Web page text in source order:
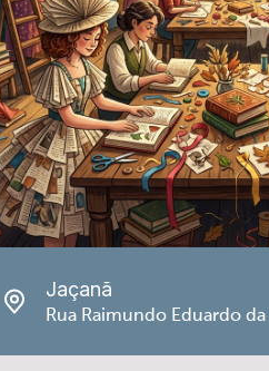
Jaçanã
Rua Raimundo Eduardo